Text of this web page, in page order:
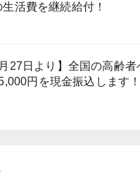
活費を継続給付！
月27日より】全国の高齢者
円を現金振込します！